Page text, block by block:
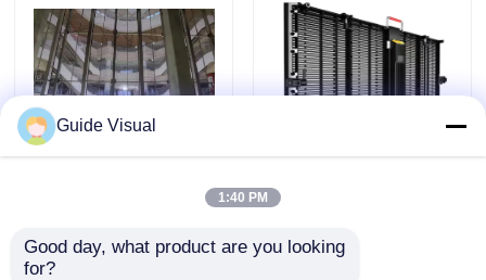
interna e externa
transparente ultra
Tela de LED
comercial para
Guide Visual
1:40 PM
Good day, what product are you looking
for?